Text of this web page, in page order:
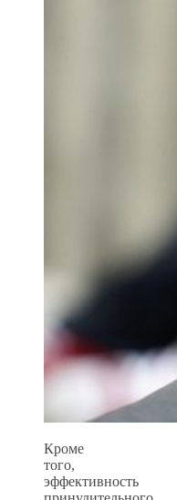
Кроме
того,
эффективность